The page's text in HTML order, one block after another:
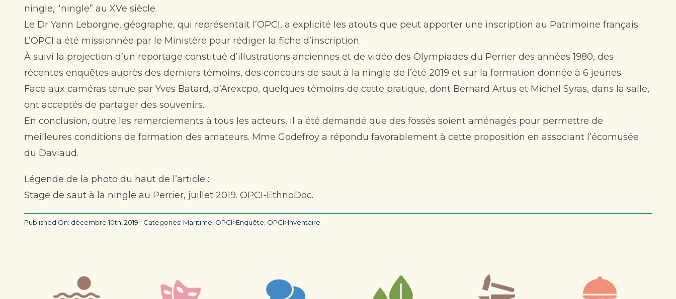
ningle, “ningle” au XVe siècle.
Le Dr Yann Leborgne, géographe, qui représentait l’OPCI, a explicité les atouts que peut apporter une inscription au Patrimoine français.
L’OPCI a été missionnée par le Ministère pour rédiger la fiche d’inscription.
À suivi la projection d’un reportage constitué d’illustrations anciennes et de vidéo des Olympiades du Perrier des années 1980, des
récentes enquêtes auprès des derniers témoins, des concours de saut à la ningle de l’été 2019 et sur la formation donnée à 6 jeunes.
Face aux caméras tenue par Yves Batard, d’Arexcpo, quelques témoins de cette pratique, dont Bernard Artus et Michel Syras, dans la salle,
ont acceptés de partager des souvenirs.
En conclusion, outre les remerciements à tous les acteurs, il a été demandé que des fossés soient aménagés pour permettre de
meilleures conditions de formation des amateurs. Mme Godefroy a répondu favorablement à cette proposition en associant l’écomusée
du Daviaud.
Légende de la photo du haut de l’article :
Stage de saut à la ningle au Perrier, juillet 2019. OPCI-EthnoDoc.
Published On: décembre 10th, 2019 Categories: Maritime OPCI>Enquête OPCI>Inventaire